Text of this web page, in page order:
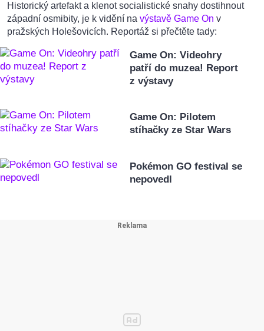
Historický artefakt a klenot socialistické snahy dostihnout
západní osmibity, je k vidění na výstavě Game On v
pražských Holešovicích. Reportáž si přečtěte tady:
Game On: Videohry
patří do muzea! Report
z výstavy
Game On: Pilotem
stíhačky ze Star Wars
Pokémon GO festival se
nepovedl